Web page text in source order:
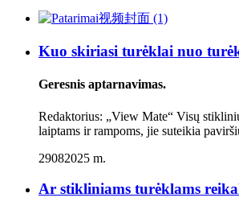
Kuo skiriasi turėklai nuo
Geresnis aptarnavimas.
Redaktorius: „View Mate“ Visų
laiptams ir rampoms, jie suteikia
29082025 m.
Ar stikliniams turėklams